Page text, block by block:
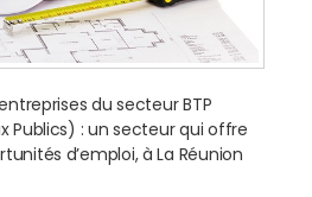
du secteur BTP
Publics) : un secteur qui offre
d’emploi, à La Réunion